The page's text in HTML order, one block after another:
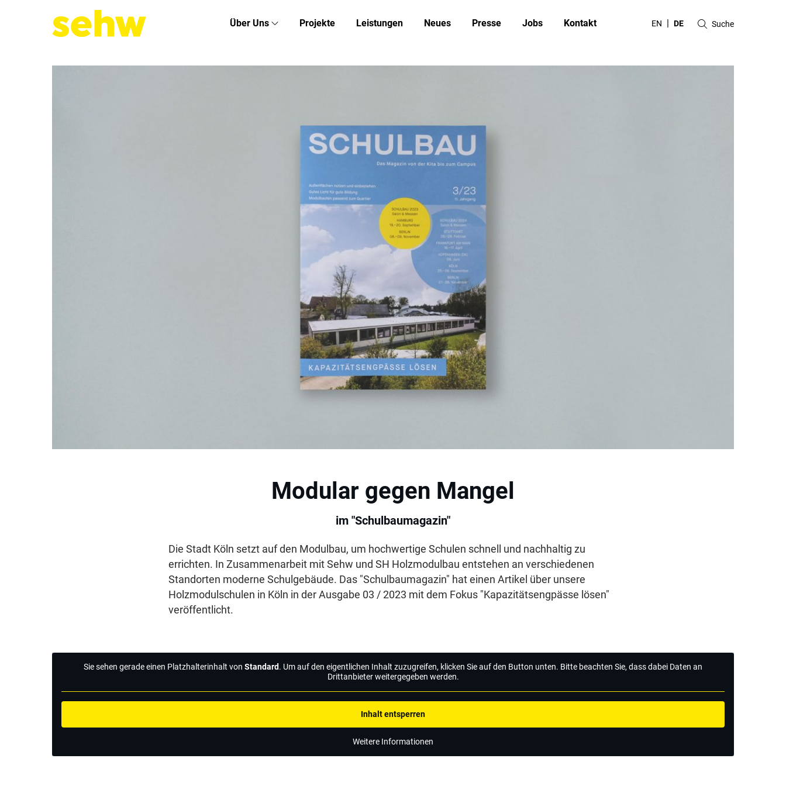
Über Uns Projekte Leistungen Neues Presse Jobs Kontakt EN DE Suche
Modular gegen Mangel
im "Schulbaumagazin"
Die Stadt Köln setzt auf den Modulbau, um hochwertige Schulen schnell und nachhaltig zu
errichten. In Zusammenarbeit mit Sehw und SH Holzmodulbau entstehen an verschiedenen
Standorten moderne Schulgebäude. Das "Schulbaumagazin" hat einen Artikel über unsere
Holzmodulschulen in Köln in der Ausgabe 03 / 2023 mit dem Fokus "Kapazitätsengpässe lösen"
veröffentlicht.
Sie sehen gerade einen Platzhalterinhalt von Standard. Um auf den eigentlichen Inhalt zuzugreifen, klicken Sie auf den Button unten. Bitte beachten Sie, dass dabei Daten an
Drittanbieter weitergegeben werden.
Inhalt entsperren
Weitere Informationen